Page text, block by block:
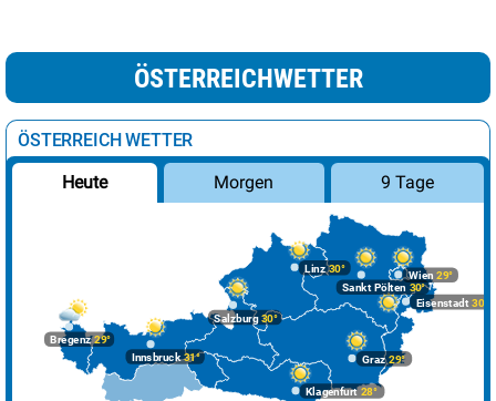
ÖSTERREICHWETTER
ÖSTERREICH WETTER
Heute Morgen 9 Tage
Bregenz29°
Graz29°
Innsbruck31°
Klagenfurt 28°
Linz30°
Salzburg30°
Wien 29°
Eisenstadt 30°
Sankt Pölten 30°